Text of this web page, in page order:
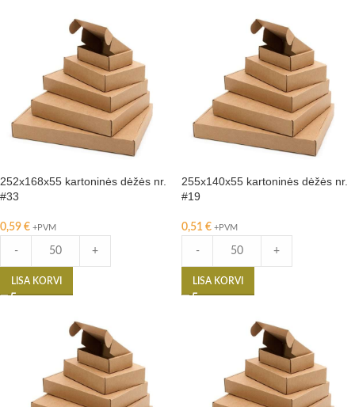
252x168x55 kartoninės dėžės nr.
#33
0,59 € +PVM
- +
LISA KORVI
255x140x55 kartoninės dėžės nr.
#19
0,51 € +PVM
- +
LISA KORVI